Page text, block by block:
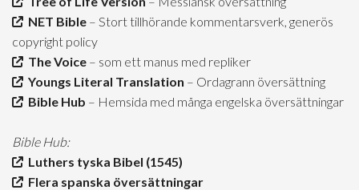
NET Bible – Stort tillhörande kommentarsverk, generös
copyright policy
The Voice – som ett manus med repliker
Youngs Literal Translation – Ordagrann översättning
Bible Hub – Hemsida med många engelska översättningar
Bible Hub:
Luthers tyska Bibel (1545)
Flera spanska översättningar